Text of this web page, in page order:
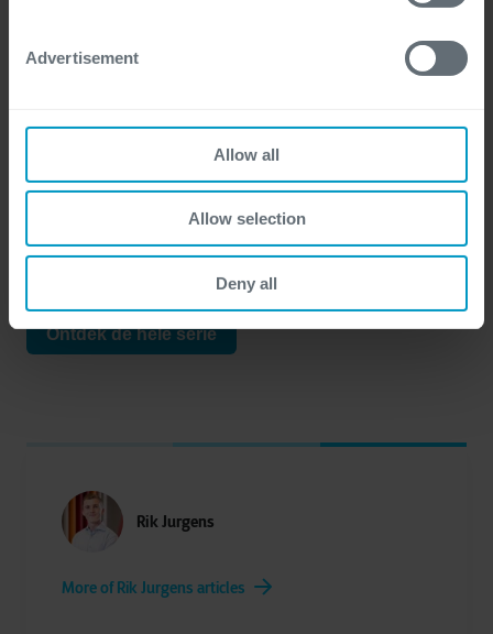
Advertisement
Allow all
Allow selection
Deny all
Techsplained: innovatie hoeft niet
recente technologieën aan bod.
Ontdek de hele serie
Rik Jurgens
More of Rik Jurgens articles